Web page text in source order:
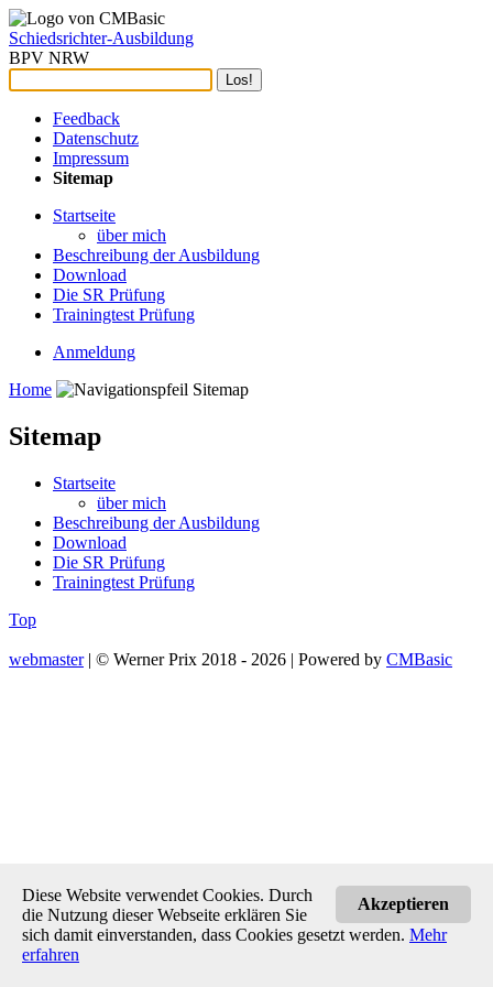
Schiedsrichter-Ausbildung
BPV NRW
Feedback
Datenschutz
Impressum
Sitemap
Startseite
über mich
Beschreibung der Ausbildung
Download
Die SR Prüfung
Trainingtest Prüfung
Anmeldung
Home
Sitemap
Sitemap
Startseite
über mich
Beschreibung der Ausbildung
Download
Die SR Prüfung
Trainingtest Prüfung
Top
webmaster| © Werner Prix 2018 - 2026 | Powered by CMBasic
Akzeptieren
Diese Website verwendet Cookies. Durch
die Nutzung dieser Webseite erklären Sie
sich damit einverstanden, dass Cookies gesetzt werden. Mehr
erfahren